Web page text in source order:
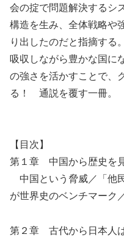
会の掟で問題解決するシ
構造を生み、全体戦略や
り出したのだと指摘する
吸収しながら豊かな国に
の強さを活かすことで、
る！ 通説を覆す一冊。
【目次】
第１章 中国から歴史を
中国という脅威／「他
が世界史のベンチマーク
第２章 古代から日本人